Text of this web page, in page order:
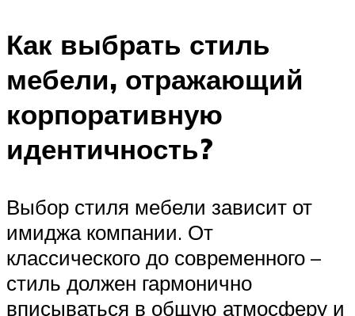
Как выбрать стиль
мебели, отражающий
корпоративную
идентичность?
Выбор стиля мебели зависит от
имиджа компании. От
классического до современного –
стиль должен гармонично
вписываться в общую атмосферу и